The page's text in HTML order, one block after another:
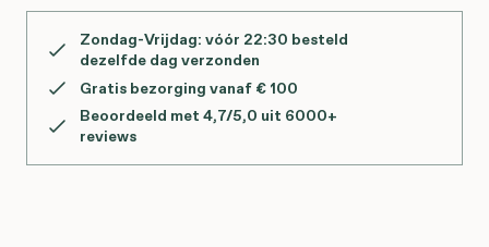
Zondag-Vrijdag: vóór 22:30 besteld
dezelfde dag verzonden
Gratis bezorging vanaf € 100
Beoordeeld met 4,7/5,0 uit 6000+
reviews